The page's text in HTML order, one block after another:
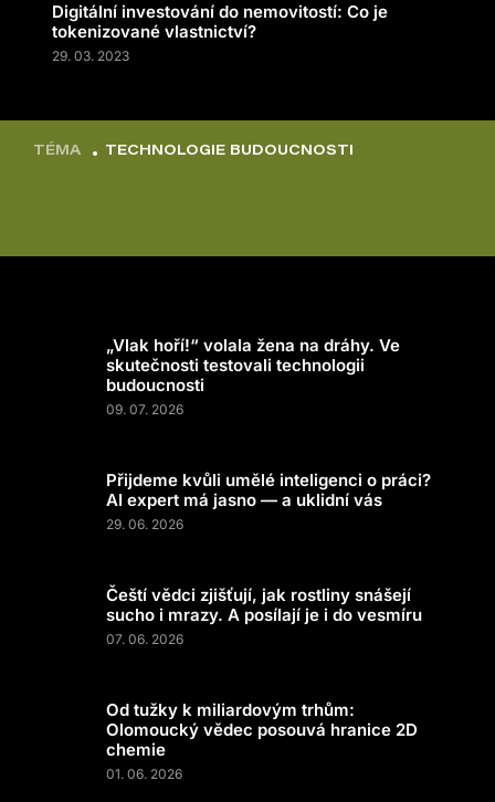
Digitální investování do nemovitostí: Co je
tokenizované vlastnictví?
29. 03. 2023
TÉMA TECHNOLOGIE BUDOUCNOSTI
„Vlak hoří!“ volala žena na dráhy. Ve
skutečnosti testovali technologii
budoucnosti
09. 07. 2026
Přijdeme kvůli umělé inteligenci o práci?
AI expert má jasno — a uklidní vás
29. 06. 2026
Čeští vědci zjišťují, jak rostliny snášejí
sucho i mrazy. A posílají je i do vesmíru
07. 06. 2026
Od tužky k miliardovým trhům:
Olomoucký vědec posouvá hranice 2D
chemie
01. 06. 2026